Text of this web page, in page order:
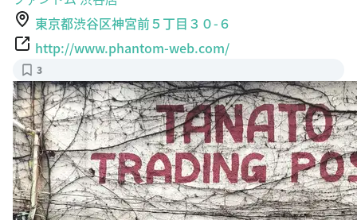
http://www.phantom-web.com/
3